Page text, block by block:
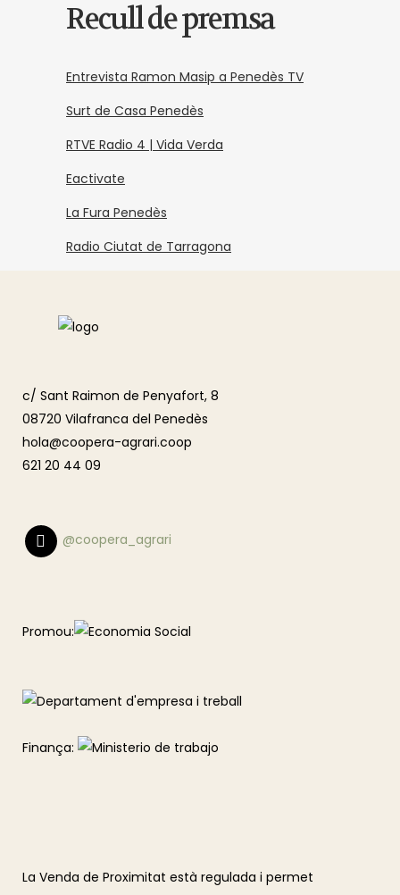
Recull de premsa
Entrevista Ramon Masip a Penedès TV
Surt de Casa Penedès
RTVE Radio 4 | Vida Verda
Eactivate
La Fura Penedès
Radio Ciutat de Tarragona
c/ Sant Raimon de Penyafort, 8
08720 Vilafranca del Penedès
hola@coopera-agrari.coop
621 20 44 09
@coopera_agrari
Promou:
Finança:
La Venda de Proximitat està regulada i permet